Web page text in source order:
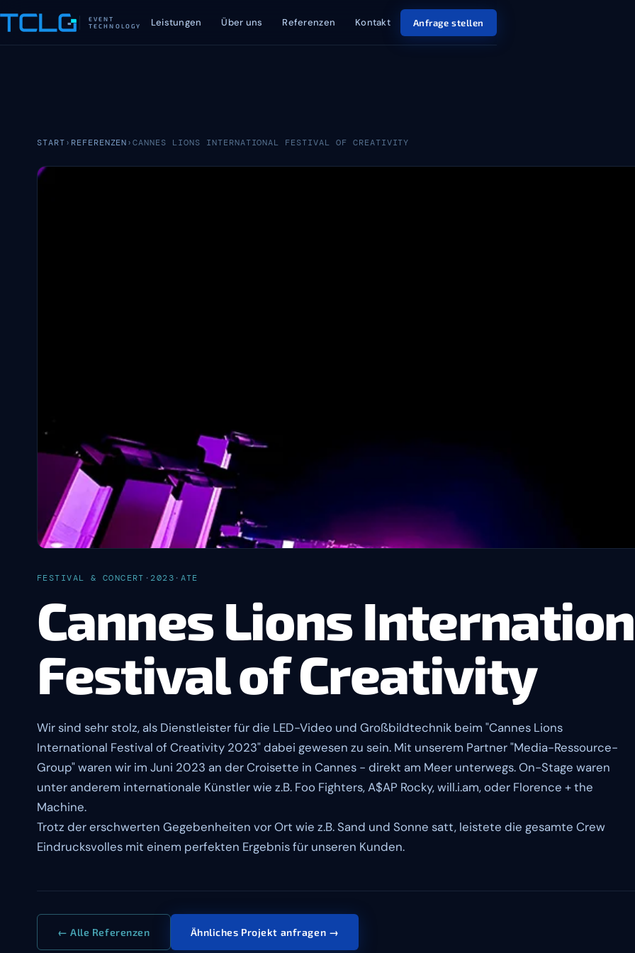
EVENT
TECHNOLOGY
Leistungen Über uns Referenzen Kontakt Anfrage stellen
START› REFERENZEN›CANNES LIONS INTERNATIONAL FESTIVAL OF CREATIVITY
FESTIVAL & CONCERT · 2023 · ATE
Cannes Lions
Festival of Creativity
Wir sind sehr stolz, als Dienstleister für die LED-Video und Großbildtechnik beim "Cannes Lions
International Festival of Creativity 2023" dabei gewesen zu sein. Mit unserem Partner "Media-Ressource-
Group" waren wir im Juni 2023 an der Croisette in Cannes - direkt am Meer unterwegs. On-Stage waren
unter anderem internationale Künstler wie z.B. Foo Fighters, A$AP Rocky, will.i.am, oder Florence + the
Machine.
Trotz der erschwerten Gegebenheiten vor Ort wie z.B. Sand und Sonne satt, leistete die gesamte Crew
Eindrucksvolles mit einem perfekten Ergebnis für unseren Kunden.
← Alle Referenzen Ähnliches Projekt anfragen →